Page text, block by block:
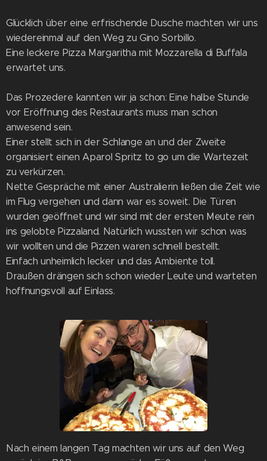
Glücklich über eine erfrischende Dusche machten wir uns
wiedereinmal auf den Weg zu Gino Sorbillo.
Eine leckere Pizza Margaritha mit Mozzarella di Buffala
erwartet uns.
Das Prozedere kannten wir ja schon: Eine halbe Stunde
vor Eröffnung des Restaurants muss man schon
anwesend sein.
Einer stellt sich in der Schlange an und der Zweite
organisiert einen Aparol Spritz to go um die Wartezeit
zu verkürzen.
Nette Gespräche mit einer Australierin ließen die Zeit wie
im Flug vergehen und dann war es soweit. Die Türen
wurden geöffnet und wir sind mit der ersten Meute rein
ins gelobte Pizzaland. Natürlich wussten wir schon was
wir wollten und die Pizzen waren schnell bestellt.
Einfach unheimlich lecker und das Ambiente toll.
Draußen drängen sich schon wieder Leute und warteten
hoffnungsvoll auf Einlass.
Nach einem langen Tag machten wir uns auf den Weg